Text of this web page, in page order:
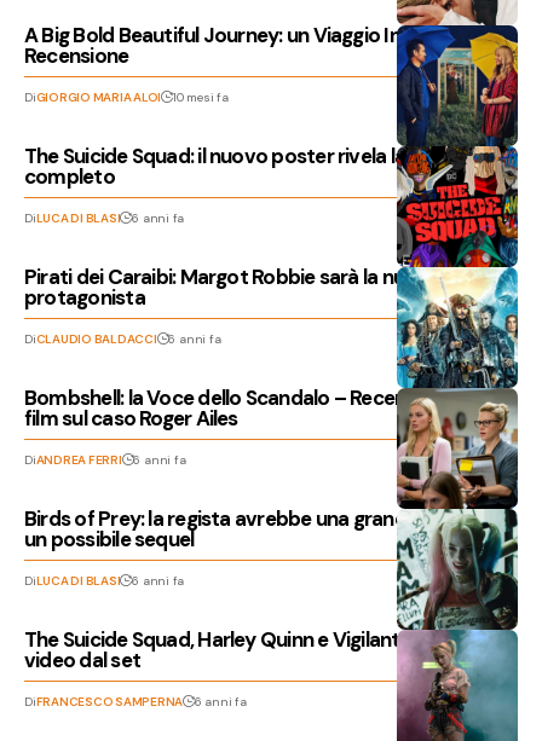
A Big Bold Beautiful Journey: un Viaggio Inaspettato
Recensione
DiGIORGIO MARIA ALOI 10 mesi fa
The Suicide Squad: il nuovo poster rivela la squadra al
completo
DiLUCA DI BLASI 6 anni fa
Pirati dei Caraibi: Margot Robbie sarà la nuova
protagonista
DiCLAUDIO BALDACCI 6 anni fa
Bombshell: la Voce dello Scandalo – Recensione del
film sul caso Roger Ailes
DiANDREA FERRI 6 anni fa
Birds of Prey: la regista avrebbe una grande idea per
un possibile sequel
DiLUCA DI BLASI 6 anni fa
The Suicide Squad, Harley Quinn e Vigilante nei nuovi
video dal set
DiFRANCESCO SAMPERNA 6 anni fa